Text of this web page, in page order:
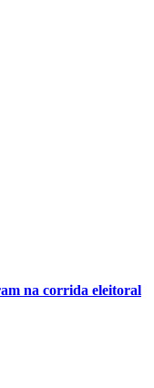
na corrida eleitoral